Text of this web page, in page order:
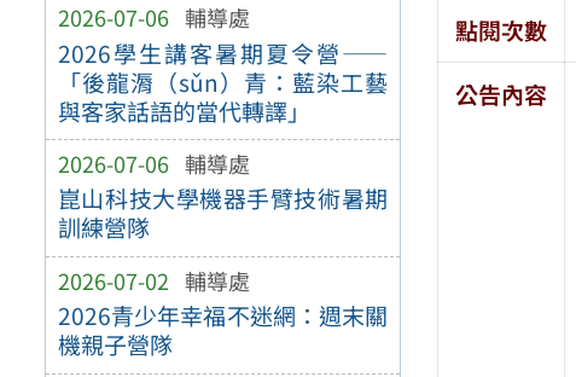
2026-07-06 輔導處
2026學生講客暑期夏令營——
「後龍漘（sǔn）青：藍染工藝
與客家話語的當代轉譯」
2026-07-06 輔導處
崑山科技大學機器手臂技術暑期
訓練營隊
2026-07-02 輔導處
2026青少年幸福不迷網：週末關
機親子營隊
點閱次數
公告內容